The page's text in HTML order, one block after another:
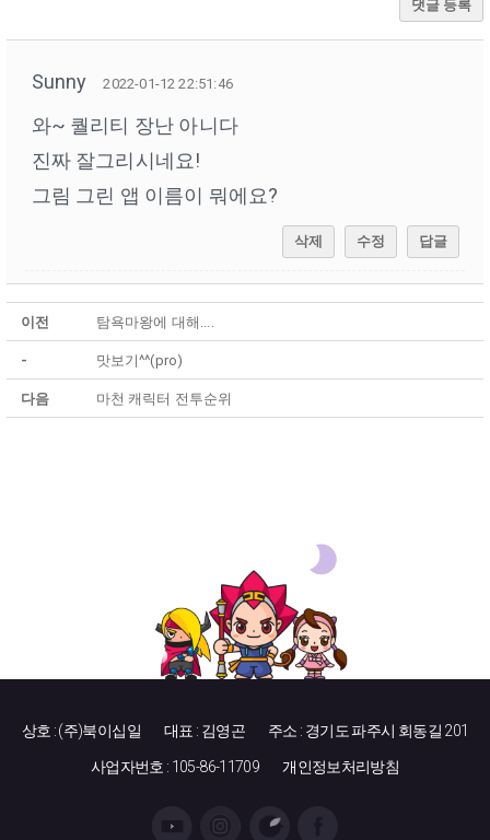
댓글 등록
Sunny 2022-01-12 22:51:46
와~ 퀄리티 장난 아니다
진짜 잘그리시네요!
그림 그린 앱 이름이 뭐에요?
삭제 수정 답글
이전 탐욕마왕에 대해....
- 맛보기^^(pro)
다음 마천 캐릭터 전투순위
상호 : (주)북이십일 대표 : 김영곤 주소 : 경기도 파주시 회동길 201
사업자번호 : 105-86-11709 개인정보처리방침